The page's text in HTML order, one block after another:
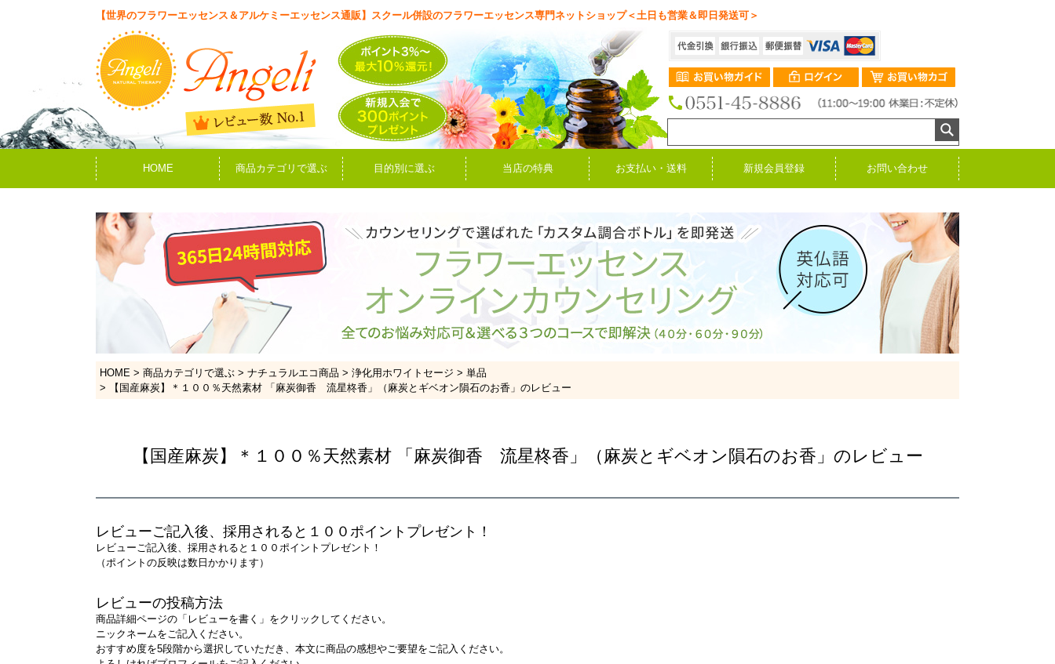
【世界のフラワーエッセンス＆アルケミーエッセンス通販】スクール併設のフラワーエッセンス専門ネットショップ＜土日も営業＆即日発送可＞
HOME 商品カテゴリで選ぶ 目的別に選ぶ 当店の特典 お支払い・送料 新規会員登録 お問い合わせ
HOME 商品カテゴリで選ぶ ナチュラルエコ商品 浄化用ホワイトセージ
単品
【国産麻炭】＊１００％天然素材 「麻炭御香 流星柊香」（麻炭とギベオン隕石のお香」のレビュー
【国産麻炭】＊１００％天然素材 「麻炭御香 流星柊香」（麻炭とギベオン隕石のお香」のレビュー
レビューご記入後、採用されると１００ポイントプレゼント！
レビューご記入後、採用されると１００ポイントプレゼント！
（ポイントの反映は数日かかります）
レビューの投稿方法
商品詳細ページの「レビューを書く」をクリックしてください。
ニックネームをご記入ください。
おすすめ度を5段階から選択していただき、本文に商品の感想やご要望をご記入ください。